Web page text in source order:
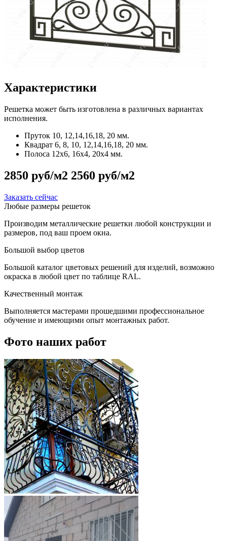
Характеристики
Решетка может быть изготовлена в различных вариантах
исполнения.
Пруток 10, 12,14,16,18, 20 мм.
Квадрат 6, 8, 10, 12,14,16,18, 20 мм.
Полоса 12x6, 16x4, 20x4 мм.
2850 руб/м2 2560 руб/м2
Заказать сейчас
Любые размеры решеток
Производим металлические решетки любой конструкции и
размеров, под ваш проем окна.
Большой выбор цветов
Большой каталог цветовых решений для изделий, возможно
окраска в любой цвет по таблице RAL.
Качественный монтаж
Выполняется мастерами прошедшими профессиональное
обучение и имеющими опыт монтажных работ.
Фото наших работ